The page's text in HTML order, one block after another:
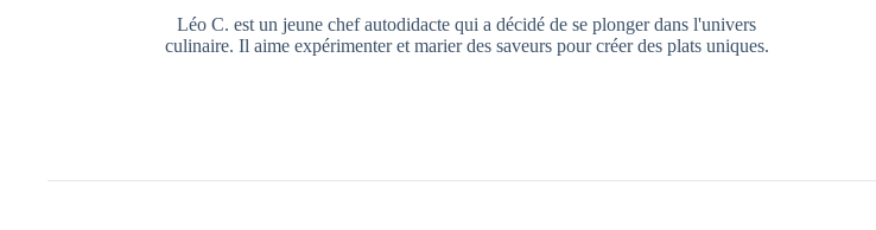
Léo C. est un jeune chef autodidacte qui a décidé de se plonger dans l'univers
culinaire. Il aime expérimenter et marier des saveurs pour créer des plats uniques.